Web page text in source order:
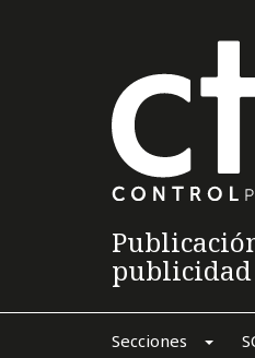
publicidad
Secciones